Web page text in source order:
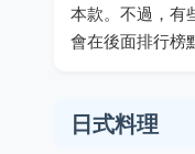
本款。不過，有
會在後面排行榜
日式料理